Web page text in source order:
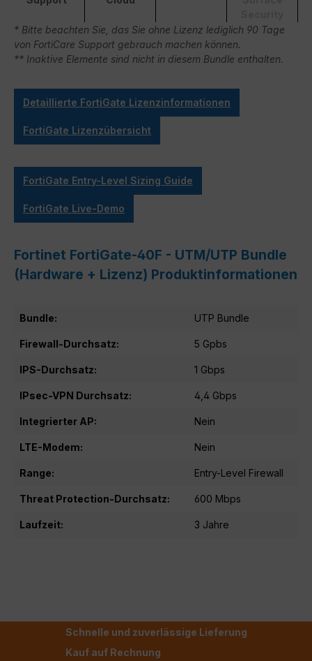
* Bitte beachten Sie, das Sie ohne Lizenz lediglich 90 Tage
von FortiCare Support gebrauch machen können.
** Inaktive Elemente sind nicht in diesem Bundle enthalten.
Detaillierte FortiGate Lizenzinformationen
FortiGate Lizenzübersicht
FortiGate Entry-Level Sizing Guide
FortiGate Live-Demo
Fortinet FortiGate-40F - UTM/UTP Bundle
(Hardware + Lizenz) Produktinformationen
Bundle: UTP Bundle
Firewall-Durchsatz: 5 Gpbs
IPS-Durchsatz: 1 Gbps
IPsec-VPN Durchsatz: 4,4 Gbps
Integrierter AP: Nein
LTE-Modem: Nein
Range: Entry-Level Firewall
Threat Protection-Durchsatz: 600 Mbps
Laufzeit: 3 Jahre
Schnelle und zuverlässige Lieferung
Kauf auf Rechnung